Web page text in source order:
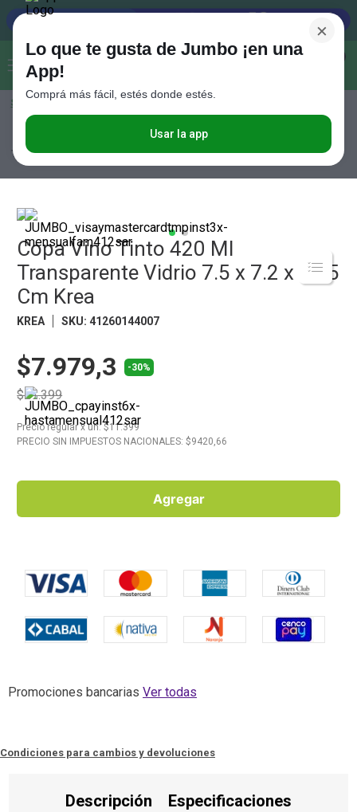
Buscar...
Seleccioná el método de entrega
×
Lo que te gusta de Jumbo ¡en una
App!
Comprá más fácil, estés donde estés.
Usar la app
Vasos y Copas
Copa Vino Tinto 420 Ml
Transparente Vidrio 7.5 x 7.2 x 23.5 Cm Krea
Copa Vino Tinto 420 Ml
Transparente Vidrio 7.5 x 7.2 x 23.5
Cm Krea
KREA SKU:41260144007
$7.979,3 -30%
$11.399
Precio regularxun: $11.399
PRECIO SIN IMPUESTOS NACIONALES: $9420,66
Agregar
Promociones bancarias Ver todas
Condiciones para cambios y devoluciones
Descripción Especificaciones
Términos más buscados
Cerveza
Galletitas
Juguetes
Yerba
Fideos
Carne
Aceite